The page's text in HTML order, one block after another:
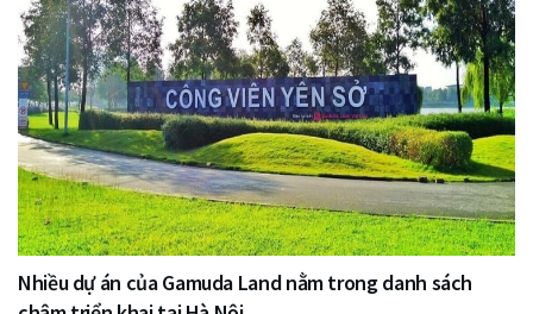
Nhiều dự án của Gamuda Land nằm trong danh sách